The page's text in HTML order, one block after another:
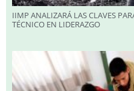
IIMP ANALIZARÁ LAS CLAVES
TÉCNICO EN LIDERAZGO